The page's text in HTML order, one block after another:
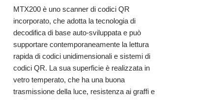
MTX200 è uno scanner di codici QR
incorporato, che adotta la tecnologia di
decodifica di base auto-sviluppata e può
supportare contemporaneamente la lettura
rapida di codici unidimensionali e sistemi di
codici QR. La sua superficie è realizzata in
vetro temperato, che ha una buona
trasmissione della luce, resistenza ai graffi e